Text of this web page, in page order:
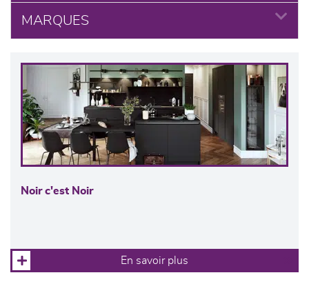
décoration
MARQUES
Noir c'est Noir
En savoir plus